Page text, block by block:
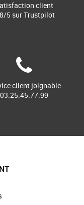
client
5 sur Trustpilot
client joignable
03.25.45.77.99